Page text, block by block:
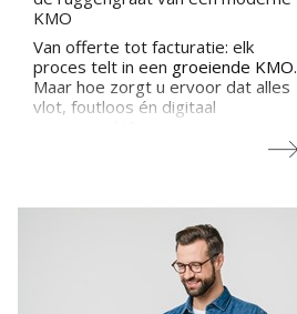
KMO
Van offerte tot facturatie: elk
proces telt in een groeiende KMO.
Maar hoe zorgt u ervoor dat alles
vlot, foutloos én digitaal
integratie of koppeling met uw
webshop of website, brengt u
structuur, snelheid en
schaalbaarheid in uw